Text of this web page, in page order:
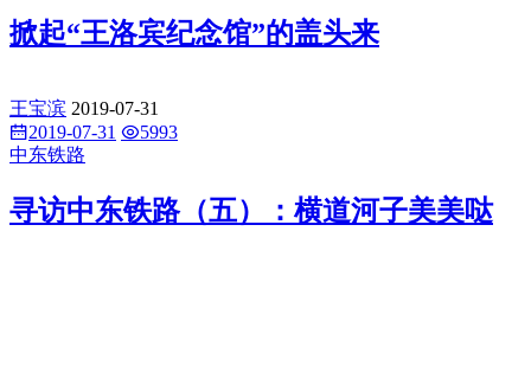
掀起“王洛宾纪念馆”的盖头来
王宝滨 2019-07-31
2019-07-31
5993
中东铁路
寻访中东铁路（五）：横道河子美美哒